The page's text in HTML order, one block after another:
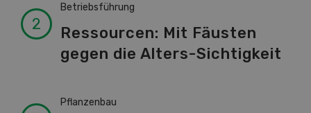
Betriebsführung
Ressourcen: Mit Fäusten
gegen die Alters-Sichtigkeit
Pflanzenbau